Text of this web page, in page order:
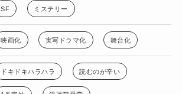
SF ミステリー
映画化 実写ドラマ化 舞台化
ドキドキハラハラ 読むのが辛い